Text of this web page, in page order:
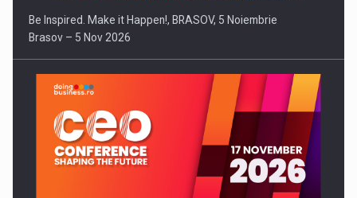
Be Inspired. Make it Happen!, BRASOV, 5 Noiembrie
Brasov – 5 Nov 2026